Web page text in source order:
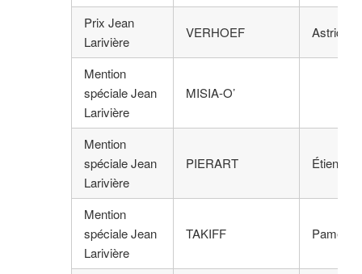
Prix Jean
Larivière
VERHOEF Astrid
Mention
spéciale Jean
Larivière
MISIA-O’
Mention
spéciale Jean
Larivière
PIERART Étienne
Mention
spéciale Jean
Larivière
TAKIFF Pamela